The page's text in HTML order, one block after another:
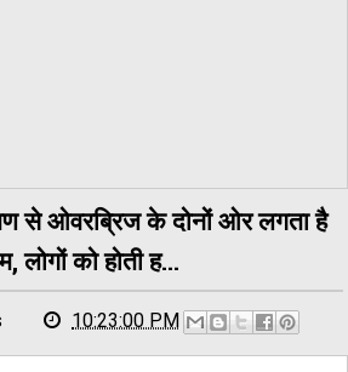
से ओवरब्रिज के दोनों ओर लगता है
लोगों को होती ह...
10:23:00 PM